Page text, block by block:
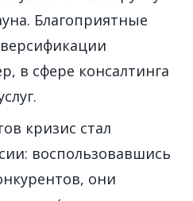
Благоприятные
в сфере консалтинга
кризис стал
воспользовавшись
они